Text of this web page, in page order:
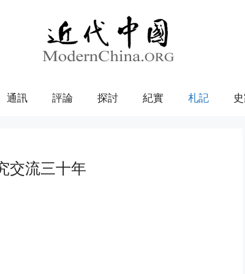
通訊 評論 探討 紀實 札記
交流三十年